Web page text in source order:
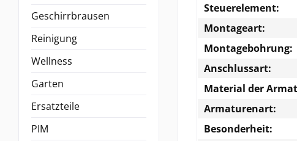
Geschirrbrausen
Reinigung
Wellness
Garten
Ersatzteile
PIM
Steuerelement:
Montageart:
Montagebohrung:
Anschlussart:
Material der
Armaturenart:
Besonderheit: